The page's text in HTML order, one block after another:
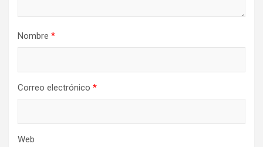
Nombre *
Correo electrónico *
Web